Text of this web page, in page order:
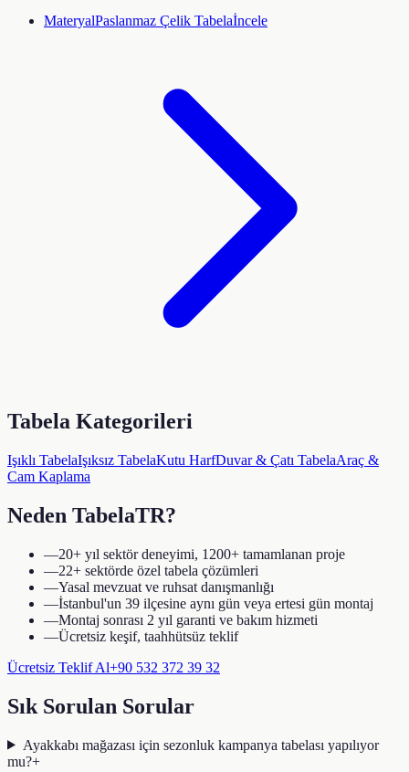
MateryalPaslanmaz Çelik Tabelaİncele
Tabela Kategorileri
Işıklı TabelaIşıksız TabelaKutu HarfDuvar & Çatı TabelaAraç &
Cam Kaplama
Neden TabelaTR?
—20+ yıl sektör deneyimi, 1200+ tamamlanan proje
—22+ sektörde özel tabela çözümleri
—Yasal mevzuat ve ruhsat danışmanlığı
—İstanbul'un 39 ilçesine aynı gün veya ertesi gün montaj
—Montaj sonrası 2 yıl garanti ve bakım hizmeti
—Ücretsiz keşif, taahhütsüz teklif
Ücretsiz Teklif Al+90 532 372 39 32
Sık Sorulan Sorular
Ayakkabı mağazası için sezonluk kampanya tabelası yapılıyor
mu?+